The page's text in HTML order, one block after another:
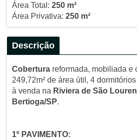
Área Total: 250 m²
Área Privativa: 250 m²
Descrição
Coberturareformada, mobiliada e
249,72m² de área útil, 4
à venda na Riviera de São
Bertioga/SP.
1º PAVIMENTO: